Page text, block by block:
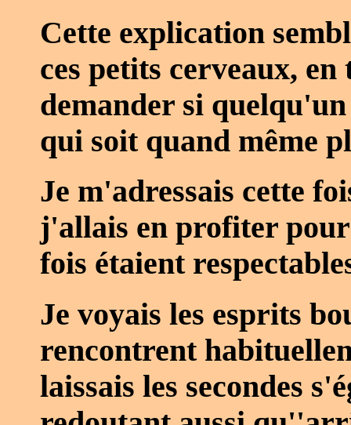
Cette explication
ces petits cerveaux,
demander si
qui soit quand même
Je m'adressais cette
j'allais en profiter pour
fois étaient
Je voyais les esprits
rencontrent
laissais les secondes